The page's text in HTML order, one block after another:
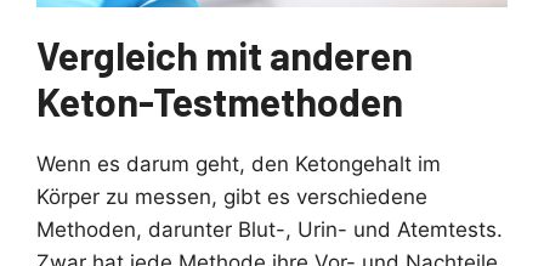
Vergleich mit anderen
Keton-Testmethoden
Wenn es darum geht, den Ketongehalt im
Körper zu messen, gibt es verschiedene
Methoden, darunter Blut-, Urin- und Atemtests.